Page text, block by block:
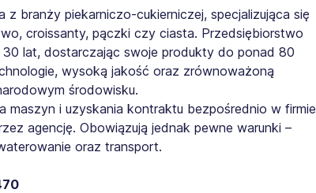
branży piekarniczo-cukierniczej, specjalizująca się
croissanty, pączki czy ciasta. Przedsiębiorstwo
lat, dostarczając swoje produkty do ponad 80
wysoką jakość oraz zrównoważoną
środowisku.
i uzyskania kontraktu bezpośrednio w firmie
agencję. Obowiązują jednak pewne warunki –
oraz transport.